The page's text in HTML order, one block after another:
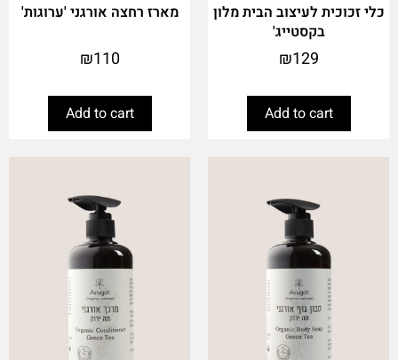
כלי זכוכית לעיצוב הבית מלון
בקסטייג'
₪129
Add to cart
מארז רחצה אורגני 'ערוגות'
₪110
Add to cart